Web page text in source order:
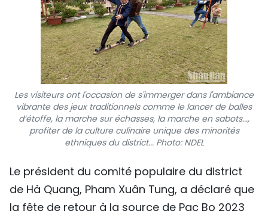
Les visiteurs ont l'occasion de s'immerger dans l'ambiance
vibrante des jeux traditionnels comme le lancer de balles
d’étoffe, la marche sur échasses, la marche en sabots...,
profiter de la culture culinaire unique des minorités
ethniques du district... Photo: NDEL
Le président du comité populaire du district
de Hà Quang, Pham Xuân Tung, a déclaré que
la fête de retour à la source de Pac Bo 2023